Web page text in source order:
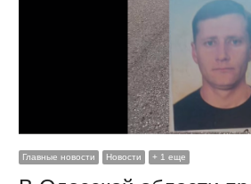
Главные новости Новости + 1 еще